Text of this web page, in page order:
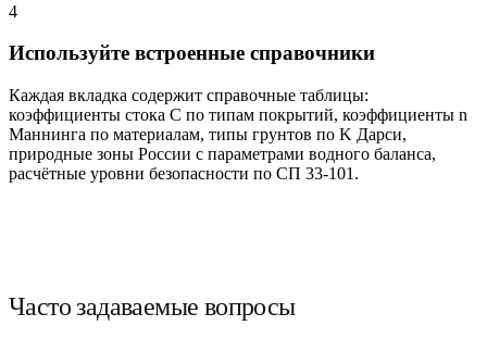
4
Используйте встроенные справочники
Каждая вкладка содержит справочные таблицы:
коэффициенты стока C по типам покрытий, коэффициенты n
Маннинга по материалам, типы грунтов по K Дарси,
природные зоны России с параметрами водного баланса,
расчётные уровни безопасности по СП 33-101.
Часто задаваемые вопросы